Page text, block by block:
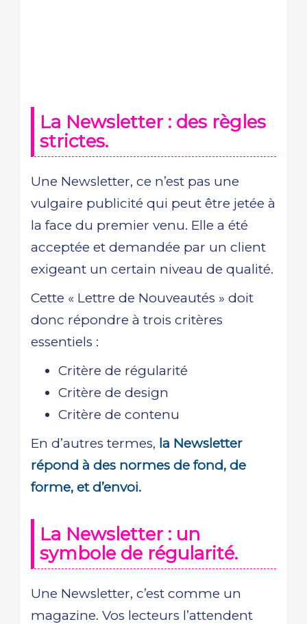
La Newsletter : des règles
strictes.
Une Newsletter, ce n’est pas une
vulgaire publicité qui peut être jetée à
la face du premier venu. Elle a été
acceptée et demandée par un client
exigeant un certain niveau de qualité.
Cette « Lettre de Nouveautés » doit
donc répondre à trois critères
essentiels :
Critère de régularité
Critère de design
Critère de contenu
En d’autres termes, la Newsletter
répond à des normes de fond, de
forme, et d’envoi.
La Newsletter : un
symbole de régularité.
Une Newsletter, c’est comme un
magazine. Vos lecteurs l’attendent